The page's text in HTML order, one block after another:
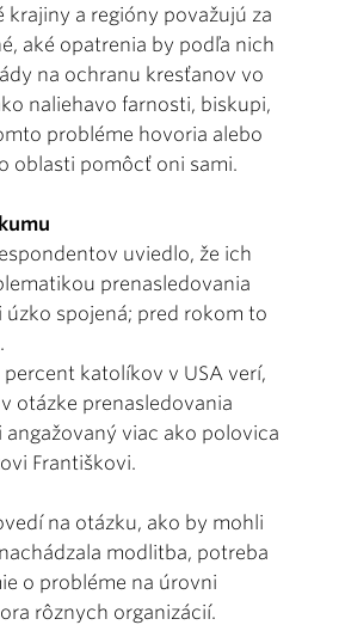
krajiny a regióny považujú za
aké opatrenia by podľa nich
na ochranu kresťanov vo
naliehavo farnosti, biskupi,
probléme hovoria alebo
oblasti pomôcť oni sami.
uviedlo, že ich
prenasledovania
úzko spojená; pred rokom to
katolíkov v USA verí,
otázke prenasledovania
viac ako polovica
Františkovi.
na otázku, ako by mohli
modlitba, potreba
o probléme na úrovni
rôznych organizácií.